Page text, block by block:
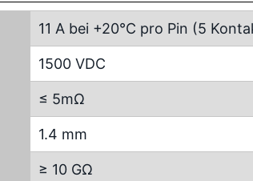
11 A bei +20°C pro Pin (5
1500 VDC
≤ 5mΩ
1.4 mm
≥ 10 GΩ